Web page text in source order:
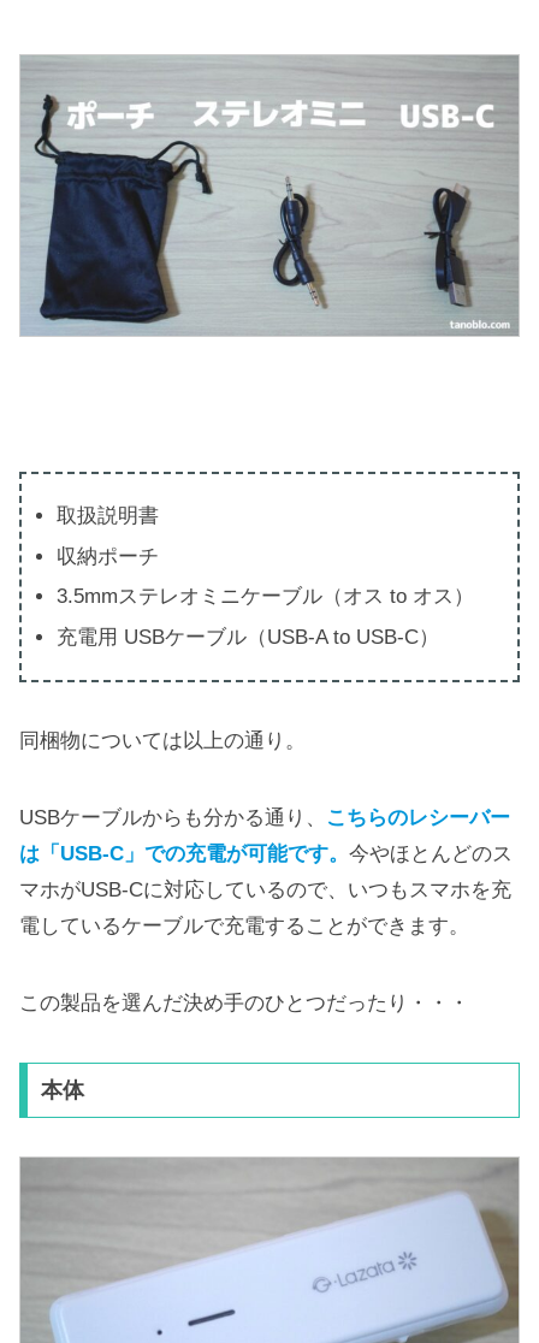
取扱説明書
収納ポーチ
3.5mmステレオミニケーブル（オス to オス）
充電用 USBケーブル（USB-A to USB-C）
同梱物については以上の通り。
USBケーブルからも分かる通り、
こちらのレシーバー
は「USB-C」での充電が可能です。 今やほとんどのス
マホがUSB-Cに対応しているので、いつもスマホを充
電しているケーブルで充電することができます。
この製品を選んだ決め手のひとつだったり・・・
本体